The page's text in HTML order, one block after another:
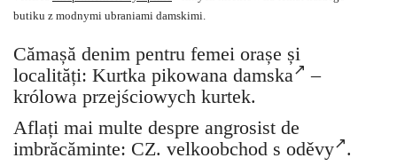
butiku z modnymi ubraniami damskimi.
Cămașă denim pentru femei orașe și
localități: Kurtka pikowana damska
–
królowa przejściowych kurtek.
Aflați mai multe despre angrosist de
imbrăcăminte: CZ. velkoobchod s oděvy .